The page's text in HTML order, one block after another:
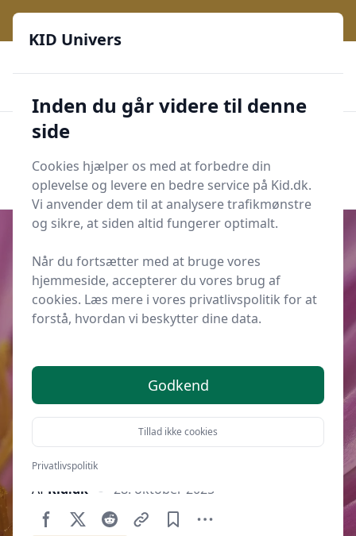
Start søgning
Start søgning
Udgivet iOplevelser
Sådan finder I krabber på
stranden med børn
Af Kid.dk 28. oktober 2025
KID Univers
Inden du går videre til denne
side
Cookies hjælper os med at forbedre din
oplevelse og levere en bedre service på Kid.dk.
Vi anvender dem til at analysere trafikmønstre
og sikre, at siden altid fungerer optimalt.
Når du fortsætter med at bruge vores
hjemmeside, accepterer du vores brug af
cookies. Læs mere i vores privatlivspolitik for at
forstå, hvordan vi beskytter dine data.
Godkend
Tillad ikke cookies
Privatlivspolitik